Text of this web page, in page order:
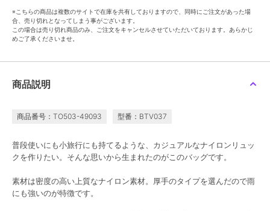
※こちらの商品は複数のサイトで在庫を共有しておりますので、同時にご注文があった場
合、売り切れとなってしまう事がございます。
この場合は売り切れ商品のみ、ご注文をキャンセルさせていただいております。あらかじ
めご了承くださいませ。
商品説明
商品番号：TO503-49093 型番：BTV037
普段使いにも小旅行にも持てるような、カジュアルなナイロンリュッ
クを作りたい。そんな思いから生まれたのがこのバッグです。
素材は密度の高い上質なナイロン素材。厚手のタイプを選んだので雨
にも強いのが特徴です。